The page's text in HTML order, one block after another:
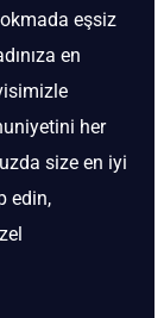
eşsiz
en
her
size en iyi
edin,